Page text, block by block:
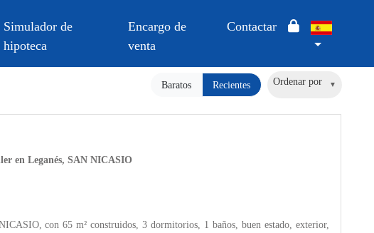
Simulador de
hipoteca
Encargo de
venta
Contactar
Baratos Recientes Ordenar por
en Leganés, SAN NICASIO
con 65 m² construidos, 3 dormitorios, 1 baños, buen estado, exterior,